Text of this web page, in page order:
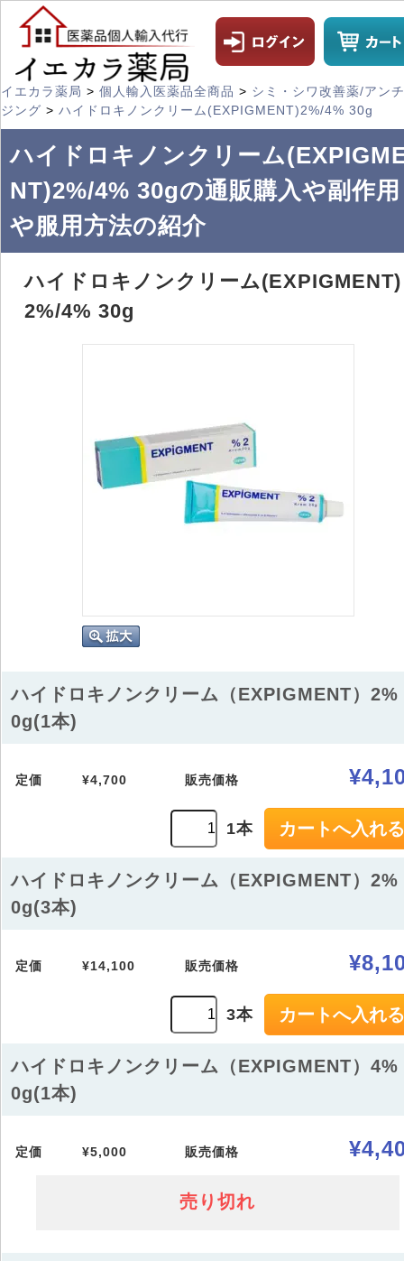
イエカラ薬局 > 個人輸入医薬品全商品 > シミ・シワ改善薬/アン
ジング > ハイドロキノンクリーム(EXPIGMENT)2%/4% 30g
ハイドロキノンクリーム
NT)2%/4% 30gの通販購入や副作用
や服用方法の紹介
ハイドロキノンクリーム(EXPIGMENT)
2%/4% 30g
ハイドロキノンクリーム（EXPIGMENT）2%
0g(1本)
定価 ¥4,700 販売価格
1本
ハイドロキノンクリーム（EXPIGMENT）2%
0g(3本)
定価 ¥14,100 販売価格
3本
ハイドロキノンクリーム（EXPIGMENT）4%
0g(1本)
定価 ¥5,000 販売価格
売り切れ